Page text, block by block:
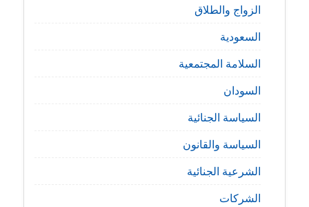
الزواج والطلاق
السعودية
السلامة المجتمعية
السودان
السياسة الجنائية
السياسة والقانون
الشرعية الجنائية
الشركات